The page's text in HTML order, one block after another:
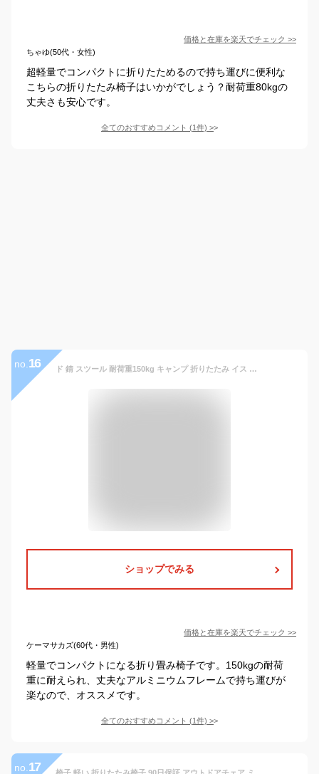
価格と在庫を楽天でチェック >>
ちゃゆ(50代・女性)
超軽量でコンパクトに折りたためるので持ち運びに便利な
こちらの折りたたみ椅子はいかがでしょう？耐荷重80kgの
丈夫さも安心です。
全てのおすすめコメント (1件) >
no. 16 ド 錆 スツール 耐荷重150kg キャンプ 折りたたみ イス チェア 椅子 ミニ ロースタイル キャンプチェア 超軽量 コンパクト キャンプ用品 伸縮 レジャー ピクニック 収納ラクラク ソロ ツーリング ドライブ
ショップでみる
価格と在庫を楽天でチェック >>
ケーマサカズ(60代・男性)
軽量でコンパクトになる折り畳み椅子です。150kgの耐荷
重に耐えられ、丈夫なアルミニウムフレームで持ち運びが
楽なので、オススメです。
全てのおすすめコメント (1件) >
no. 17